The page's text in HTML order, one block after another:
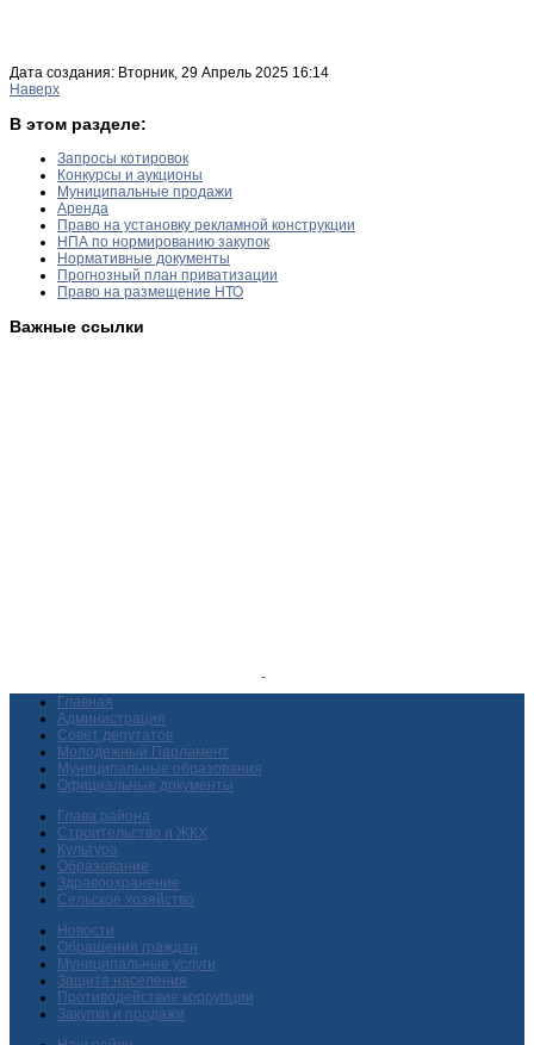
Дата создания: Вторник, 29 Апрель 2025 16:14
Наверх
В этом разделе:
Запросы котировок
Конкурсы и аукционы
Муниципальные продажи
Аренда
Право на установку рекламной конструкции
НПА по нормированию закупок
Нормативные документы
Прогнозный план приватизации
Право на размещение НТО
Важные ссылки
Главная
Администрация
Совет депутатов
Молодежный Парламент
Муниципальные образования
Официальные документы
Глава района
Строительство и ЖКХ
Культура
Образование
Здравоохранение
Сельское хозяйство
Новости
Обращения граждан
Муниципальные услуги
Защита населения
Противодействие коррупции
Закупки и продажи